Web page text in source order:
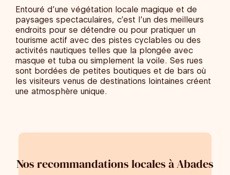
Entouré d’une végétation locale magique et de
paysages spectaculaires, c’est l’un des meilleurs
endroits pour se détendre ou pour pratiquer un
tourisme actif avec des pistes cyclables ou des
activités nautiques telles que la plongée avec
masque et tuba ou simplement la voile. Ses rues
sont bordées de petites boutiques et de bars où
les visiteurs venus de destinations lointaines créent
une atmosphère unique.
Nos recommandations locales à Abades